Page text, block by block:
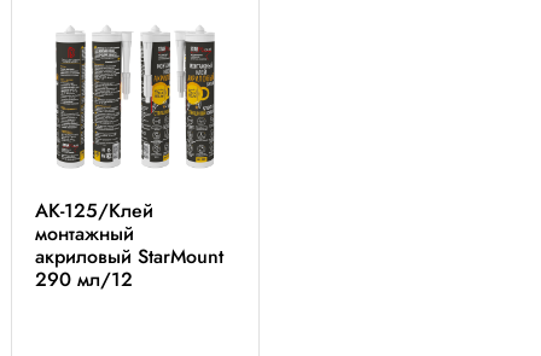
AK-125/Клей
монтажный
акриловый StarMount
290 мл/12